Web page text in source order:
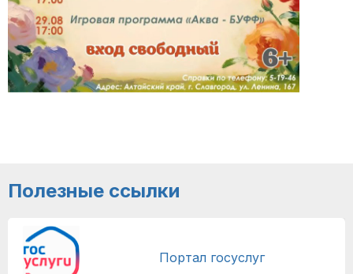
Полезные ссылки
Портал госуслуг